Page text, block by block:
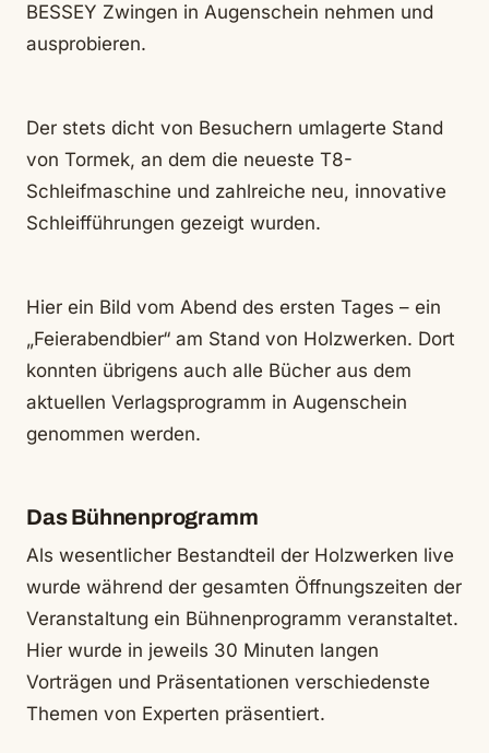
BESSEY Zwingen in Augenschein nehmen und
ausprobieren.
Der stets dicht von Besuchern umlagerte Stand
von Tormek, an dem die neueste T8-
Schleifmaschine und zahlreiche neu, innovative
Schleifführungen gezeigt wurden.
Hier ein Bild vom Abend des ersten Tages – ein
„Feierabendbier“ am Stand von Holzwerken. Dort
konnten übrigens auch alle Bücher aus dem
aktuellen Verlagsprogramm in Augenschein
genommen werden.
Das Bühnenprogramm
Als wesentlicher Bestandteil der Holzwerken live
wurde während der gesamten Öffnungszeiten der
Veranstaltung ein Bühnenprogramm veranstaltet.
Hier wurde in jeweils 30 Minuten langen
Vorträgen und Präsentationen verschiedenste
Themen von Experten präsentiert.